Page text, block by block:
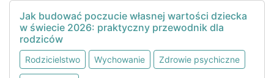
Jak budować poczucie własnej wartości dziecka
w świecie 2026: praktyczny przewodnik dla
rodziców
Rodzicielstwo Wychowanie Zdrowie psychiczne